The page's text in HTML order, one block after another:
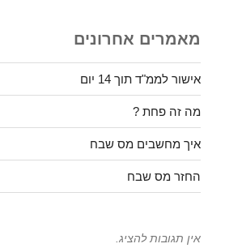
מאמרים אחרונים
אישור לממ"ד תוך 14 יום
מה זה פחת ?
איך מחשבים מס שבח
החזר מס שבח
אין תגובות להציג.